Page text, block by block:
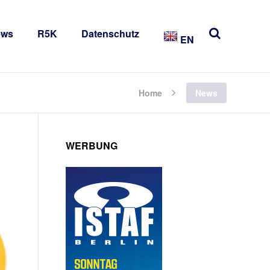
R5K Datenschutz EN
Home News
WERBUNG